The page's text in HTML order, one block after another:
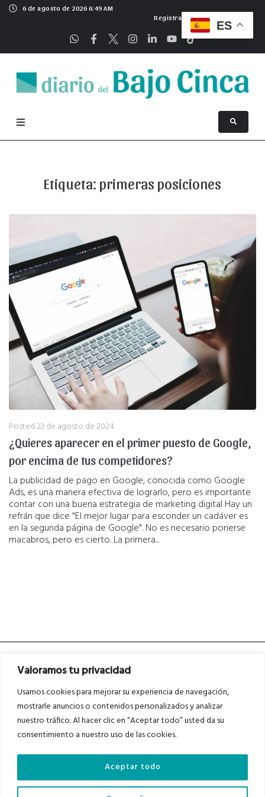
Valoramos tu privacidad
Usamos cookies para mejorar su experiencia de navegación,
mostrarle anuncios o contenidos personalizados y analizar
nuestro tráfico. Al hacer clic en “Aceptar todo” usted da su
consentimiento a nuestro uso de las cookies.
Aceptar todo
6 de agosto de 2026 6:49 AM
Registrarse
Etiqueta: primeras posiciones
Posted23 de agosto de 2024
¿Quieres aparecer en el primer puesto de Google,
por encima de tus competidores?
La publicidad de pago en Google, conocida como Google
Ads, es una manera efectiva de lograrlo, pero es importante
contar con una buena estrategia de marketing digital Hay un
refrán que dice "El mejor lugar para esconder un cadáver es
en la segunda página de Google". No es necesario ponerse
macabros, pero es cierto. La primera...
Asociados a
Auditados por
ES